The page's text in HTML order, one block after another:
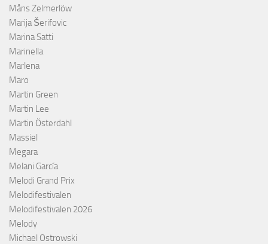
Måns Zelmerlöw
Marija Šerifovic
Marina Satti
Marinella
Marlena
Maro
Martin Green
Martin Lee
Martin Österdahl
Massiel
Megara
Melani García
Melodi Grand Prix
Melodifestivalen
Melodifestivalen 2026
Melody
Michael Ostrowski